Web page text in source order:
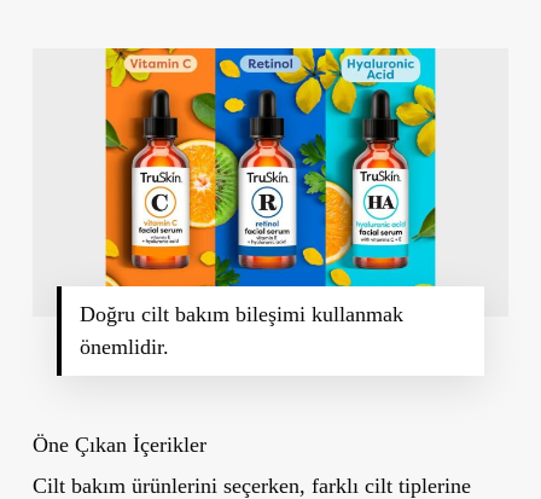
Doğru cilt bakım bileşimi kullanmak
önemlidir.
Öne Çıkan İçerikler
Cilt bakım ürünlerini seçerken, farklı cilt tiplerine